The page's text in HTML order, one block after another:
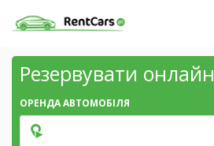
Резервувати онлайн
ОРЕНДА АВТОМОБІЛЯ